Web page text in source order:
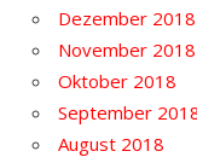
Dezember 2018
November 2018
Oktober 2018
September
August 2018